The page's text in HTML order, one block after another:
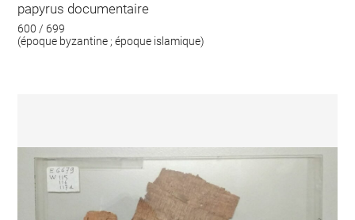
papyrus documentaire
600 / 699
(époque byzantine ; époque islamique)